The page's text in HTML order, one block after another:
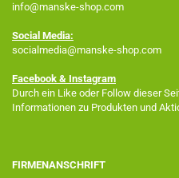
info@manske-shop.com
Social Media:
socialmedia@manske-shop.com
Facebook & Instagram
Durch ein Like oder Follow dieser
Informationen zu Produkten und
FIRMENANSCHRIFT